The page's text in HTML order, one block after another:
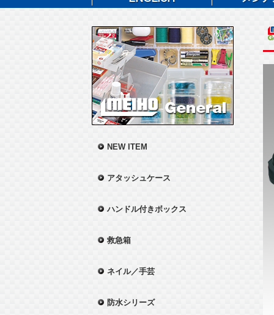
NEW ITEM
アタッシュケース
ハンドル付きボックス
救急箱
ネイル／手芸
防水シリーズ